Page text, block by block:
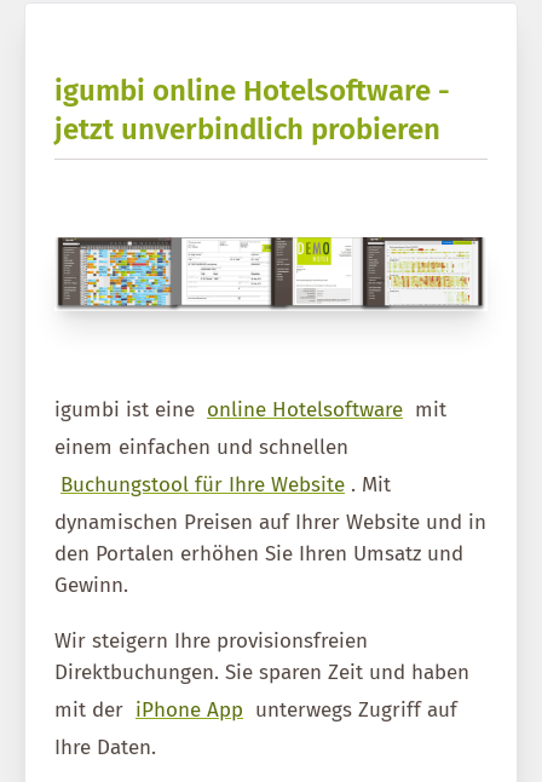
igumbi online Hotelsoftware -
jetzt unverbindlich probieren
igumbi ist eine online Hotelsoftware mit
einem einfachen und schnellen
Buchungstool für Ihre Website . Mit
dynamischen Preisen auf Ihrer Website und in
den Portalen erhöhen Sie Ihren Umsatz und
Gewinn.
Wir steigern Ihre provisionsfreien
Direktbuchungen. Sie sparen Zeit und haben
mit der iPhone App unterwegs Zugriff auf
Ihre Daten.